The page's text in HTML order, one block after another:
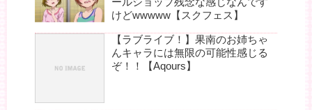
けどwwwww【スクフェス】
【ラブライブ！】果南のお姉ちゃ
んキャラには無限の可能性感じる
ぞ！！【Aqours】